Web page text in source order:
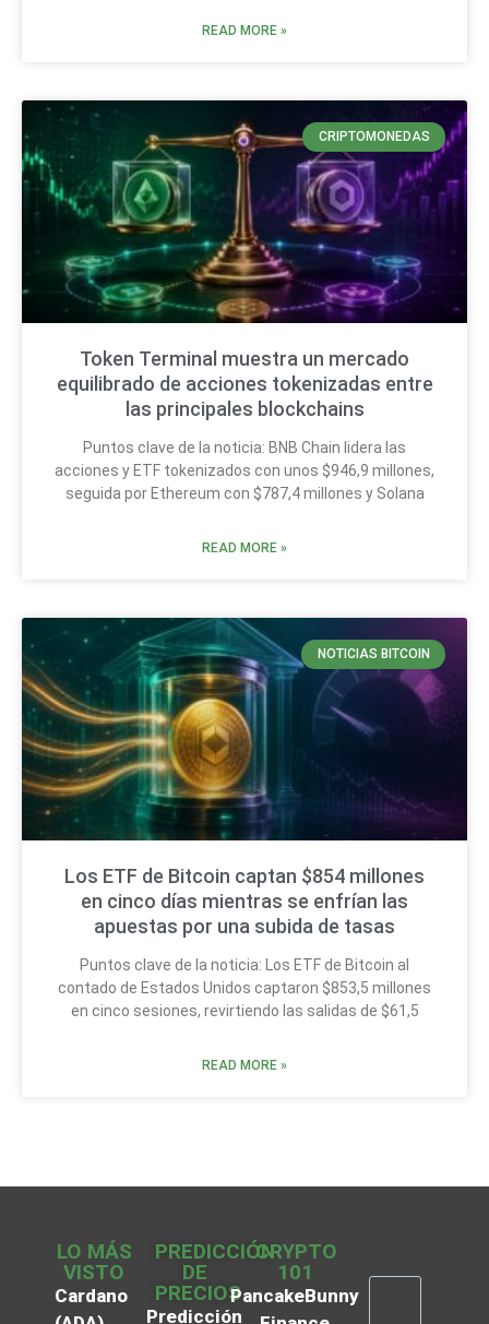
READ MORE »
CRIPTOMONEDAS
Token Terminal muestra un mercado
equilibrado de acciones tokenizadas entre
las principales blockchains
Puntos clave de la noticia: BNB Chain lidera las
acciones y ETF tokenizados con unos $946,9 millones,
seguida por Ethereum con $787,4 millones y Solana
READ MORE »
NOTICIAS BITCOIN
Los ETF de Bitcoin captan $854 millones
en cinco días mientras se enfrían las
apuestas por una subida de tasas
Puntos clave de la noticia: Los ETF de Bitcoin al
contado de Estados Unidos captaron $853,5 millones
en cinco sesiones, revirtiendo las salidas de $61,5
READ MORE »
LO MÁS
VISTO
Cardano
PREDICCIÓN
DE
PRECIOS
Predicción
CRYPTO
101
PancakeBunny